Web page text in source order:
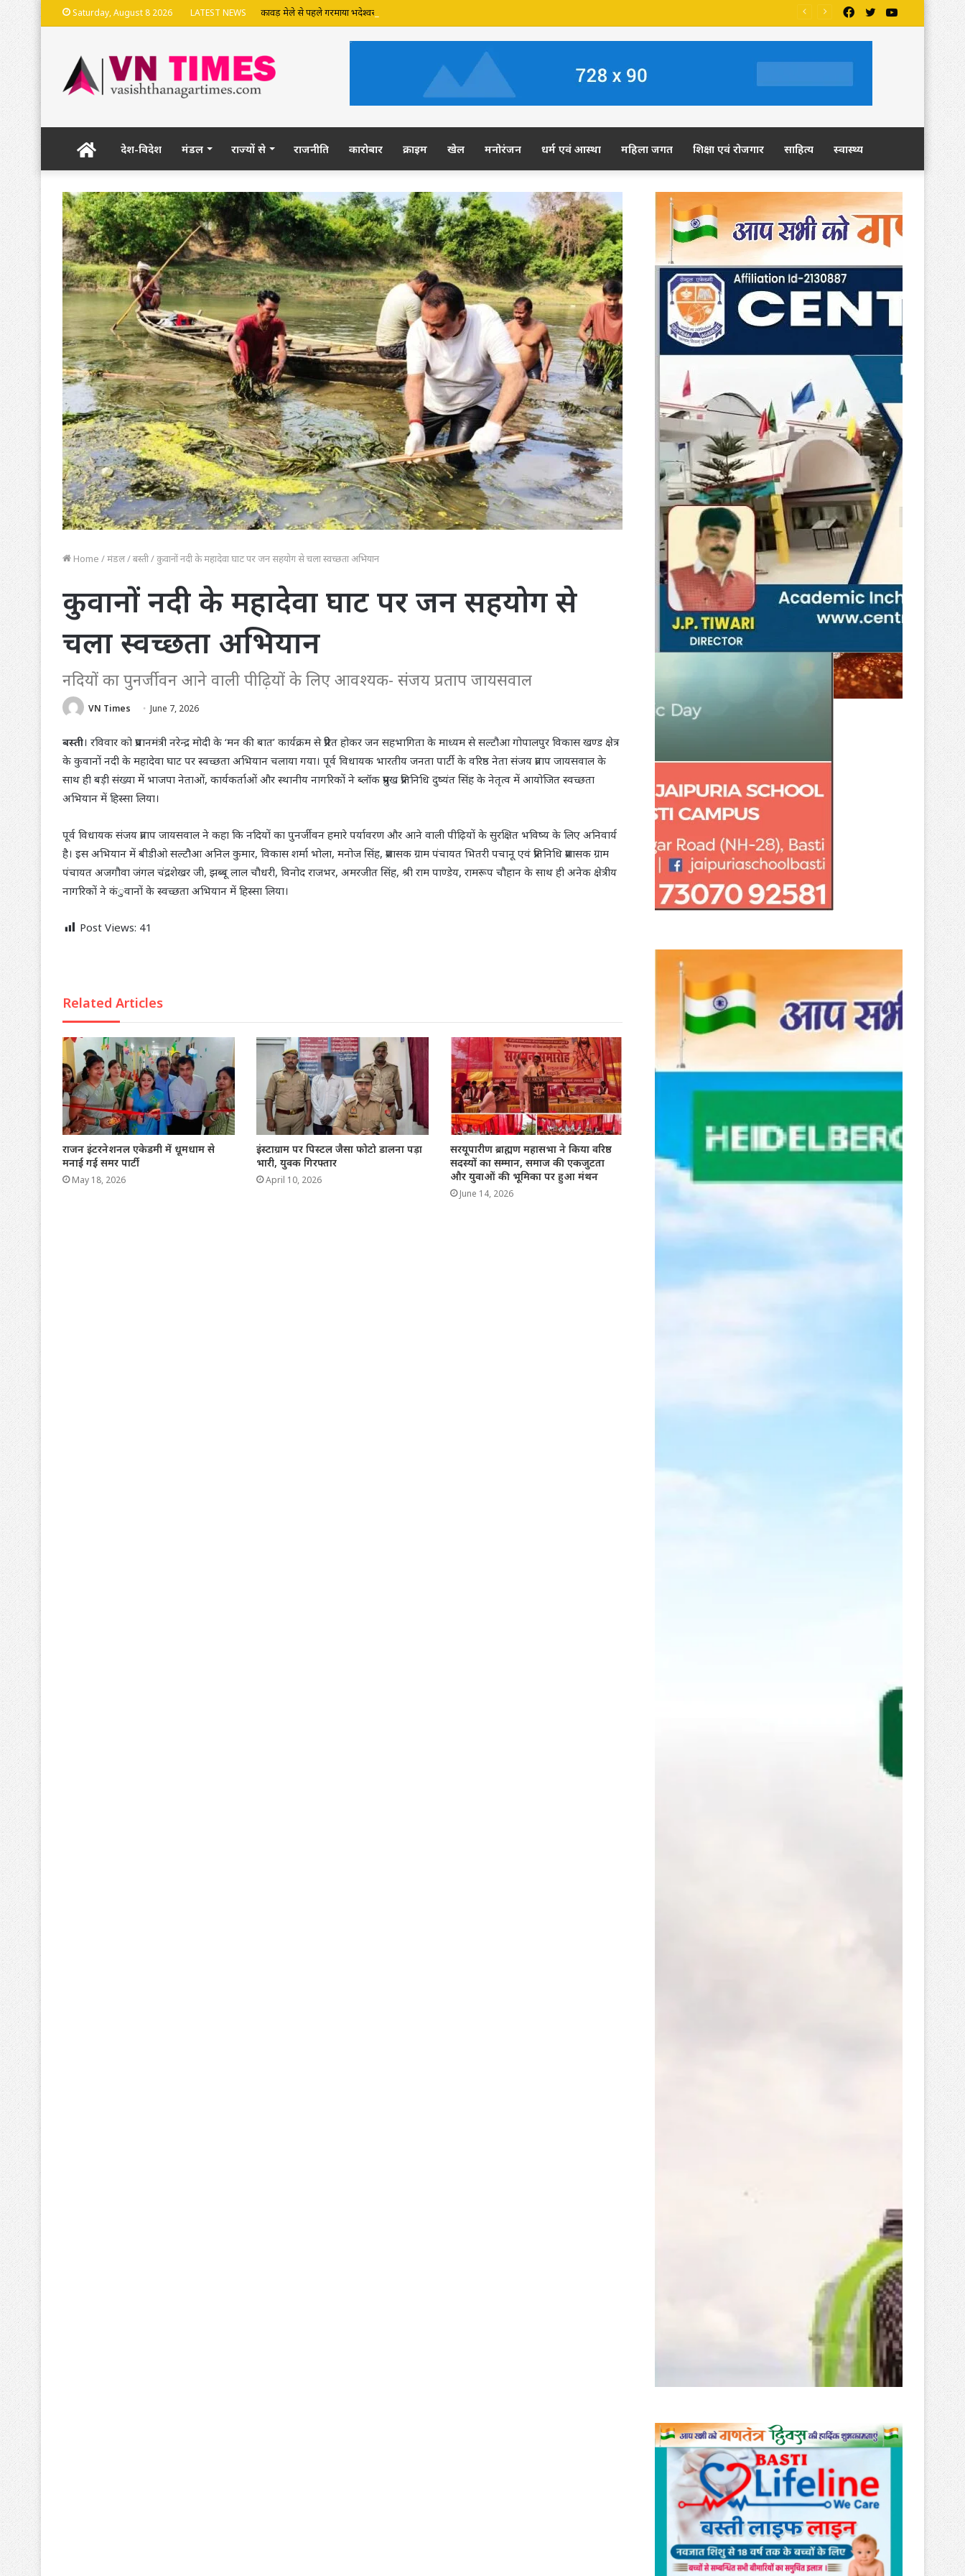
Saturday, August 8 2026 LATEST NEWS कावड़ मेले से पहले गरमाया भदेश्वर नाथ मंदिर की जमीन पर अवैध कब्जे का मामला, प्रशासन से मामले में हस्तक्षेप की मांग YouTube
Twitter
Facebook
Homeदेश-विदेश मंडल राज्यों से राजनीति कारोबार क्राइम खेल मनोरंजन धर्म एवं आस्था महिला जगत शिक्षा एवं रोजगार साहित्य स्वास्थ्य
Home /मंडल/बस्ती/कुवानों नदी के महादेवा घाट पर जन सहयोग से चला स्वच्छता अभियान
कुवानों नदी के महादेवा घाट पर जन सहयोग से
चला स्वच्छता अभियान
नदियों का पुनर्जीवन आने वाली पीढ़ियों के लिए आवश्यक- संजय प्रताप जायसवाल
VN Times June 7, 2026
बस्ती। रविवार को प्रधानमंत्री नरेन्द्र मोदी के ‘मन की बात’ कार्यक्रम से प्रेरित होकर जन सहभागिता के माध्यम से सल्टौआ गोपालपुर विकास खण्ड क्षेत्र
के कुवानों नदी के महादेवा घाट पर स्वच्छता अभियान चलाया गया। पूर्व विधायक भारतीय जनता पार्टी के वरिष्ठ नेता संजय प्रताप जायसवाल के
साथ ही बड़ी संख्या में भाजपा नेताओं, कार्यकर्ताओं और स्थानीय नागरिकों ने ब्लॉक प्रमुख प्रतिनिधि दुष्यंत सिंह के नेतृत्व में आयोजित स्वच्छता
अभियान में हिस्सा लिया।
पूर्व विधायक संजय प्रताप जायसवाल ने कहा कि नदियों का पुनर्जीवन हमारे पर्यावरण और आने वाली पीढ़ियों के सुरक्षित भविष्य के लिए अनिवार्य
है। इस अभियान में बीडीओ सल्टौआ अनिल कुमार, विकास शर्मा भोला, मनोज सिंह, प्रशासक ग्राम पंचायत भितरी पचानू एवं प्रतिनिधि प्रशासक ग्राम
पंचायत अजगौवा जंगल चंद्रशेखर जी, झब्बू लाल चौधरी, विनोद राजभर, अमरजीत सिंह, श्री राम पाण्डेय, रामरूप चौहान के साथ ही अनेक क्षेत्रीय
नागरिकों ने कंुवानों के स्वच्छता अभियान में हिस्सा लिया।
Post Views: 41
Related Articles
राजन इंटरनेशनल एकेडमी में धूमधाम से
मनाई गई समर पार्टी
May 18, 2026
इंस्टाग्राम पर पिस्टल जैसा फोटो डालना पड़ा
भारी, युवक गिरफ्तार
April 10, 2026
सरयूपारीण ब्राह्मण महासभा ने किया वरिष्ठ
सदस्यों का सम्मान, समाज की एकजुटता
और युवाओं की भूमिका पर हुआ मंथन
June 14, 2026